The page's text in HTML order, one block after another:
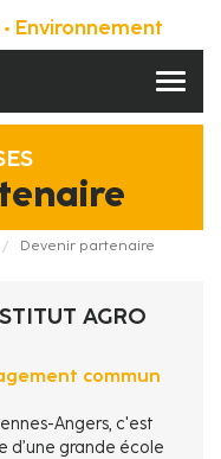
Environnement
Devenir partenaire
AGRO
commun
Angers, c'est
grande école